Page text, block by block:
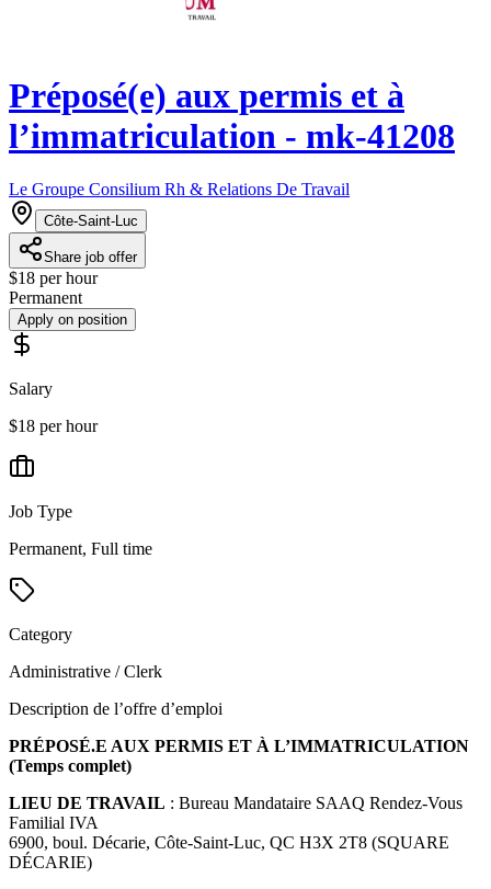
Préposé(e) aux permis et à
l’immatriculation - mk-41208
Le Groupe Consilium Rh & Relations De Travail
Côte-Saint-Luc
Share job offer
$18 per hour
Permanent
Apply on position
Salary
$18 per hour
Job Type
Permanent, Full time
Category
Administrative / Clerk
Description de l’offre d’emploi
PRÉPOSÉ.E AUX PERMIS ET À L’IMMATRICULATION
(Temps complet)
LIEU DE TRAVAIL : Bureau Mandataire SAAQ Rendez-Vous
Familial IVA
6900, boul. Décarie, Côte-Saint-Luc, QC H3X 2T8 (SQUARE
DÉCARIE)